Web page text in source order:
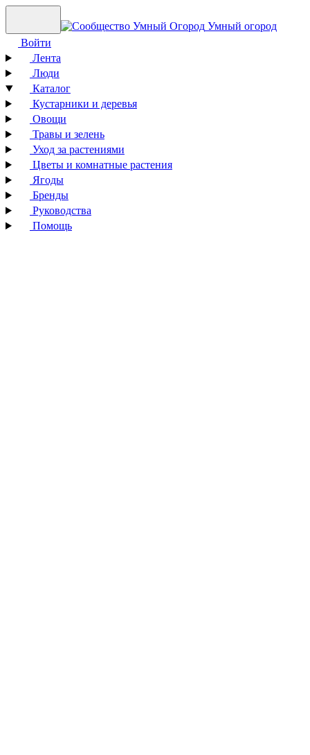
Умный огород
Войти
Лента
Люди
Каталог
Кустарники и деревья
Овощи
Травы и зелень
Уход за растениями
Цветы и комнатные растения
Ягоды
Бренды
Руководства
Помощь